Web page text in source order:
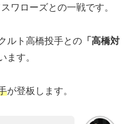
ワローズとの一戦です。
ルト高橋投手との 「高橋対
ます。
が登板します。